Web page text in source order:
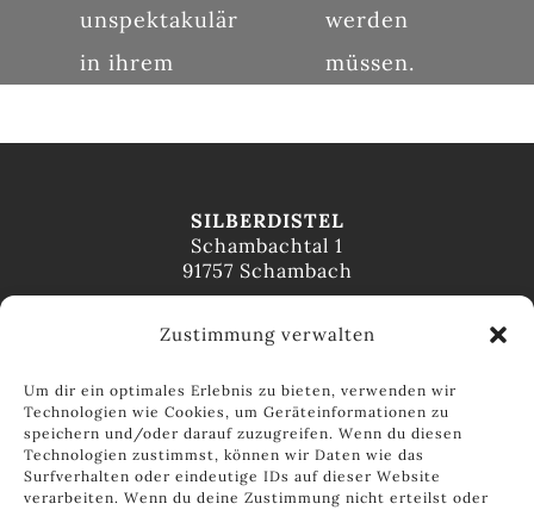
Zustimmung verwalten
Um dir ein optimales Erlebnis zu bieten, verwenden wir
Technologien wie Cookies, um Geräteinformationen zu
speichern und/oder darauf zuzugreifen. Wenn du diesen
Technologien zustimmst, können wir Daten wie das
Surfverhalten oder eindeutige IDs auf dieser Website
verarbeiten. Wenn du deine Zustimmung nicht erteilst oder
unspektakulär
in ihrem
werden
müssen.
SILBERDISTEL
Schambachtal 1
91757 Schambach
Montag bis Freitag
13:30 – 18:00 Uhr
Samstag
9:00 – 14:00 Uhr
Fachgeschäft